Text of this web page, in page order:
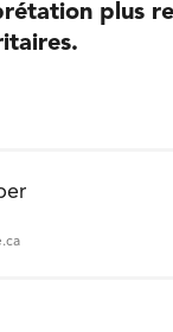
plus